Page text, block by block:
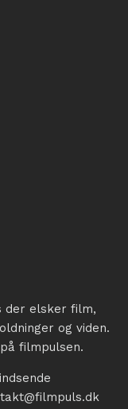
der elsker film,
og viden.
filmpulsen.